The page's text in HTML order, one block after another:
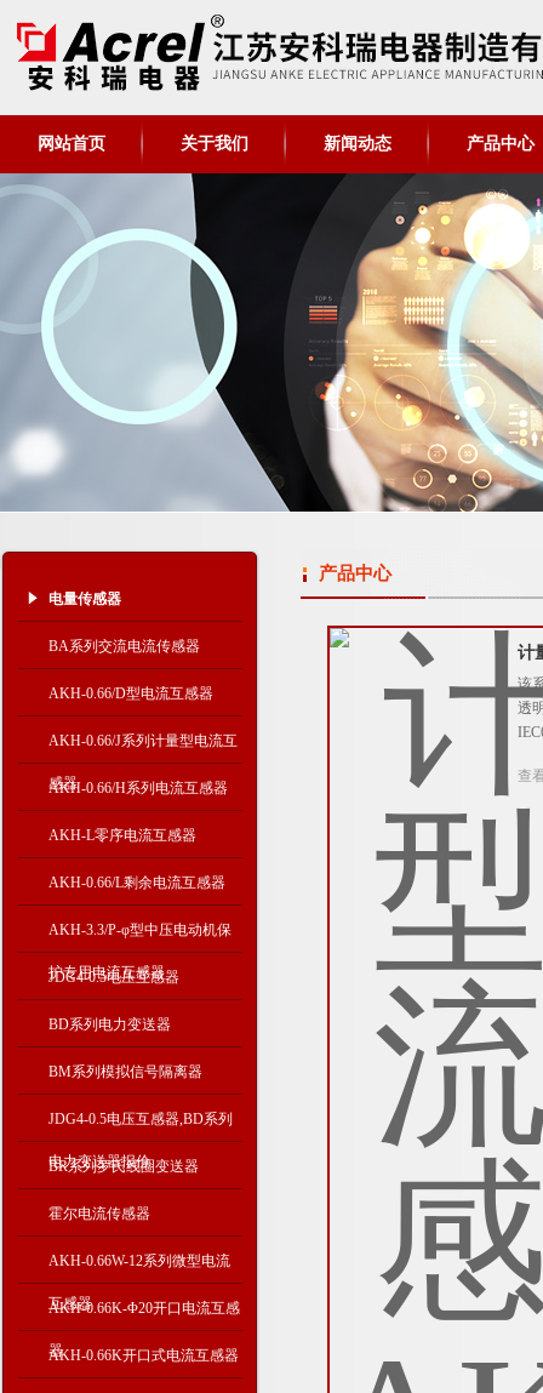
网站首页 关于我们 新闻动态 产品中心
电量传感器
BA系列交流电流传感器
AKH-0.66/D型电流互感器
AKH-0.66/J系列计量型电流互
感器
AKH-0.66/H系列电流互感器
AKH-L零序电流互感器
AKH-0.66/L剩余电流互感器
AKH-3.3/P-φ型中压电动机保
护专用电流互感器
JDG4-0.5电压互感器
BD系列电力变送器
BM系列模拟信号隔离器
JDG4-0.5电压互感器,BD系列
电力变送器报价
BR系列罗氏线圈变送器
霍尔电流传感器
AKH-0.66W-12系列微型电流
互感器
AKH-0.66K-Φ20开口电流互感
器
AKH-0.66K开口式电流互感器
产品中心
计
该
透
查